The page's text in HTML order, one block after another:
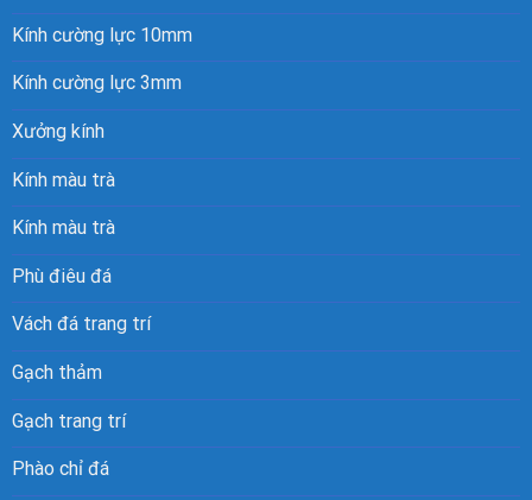
Kính cường lực 10mm
Kính cường lực 3mm
Xưởng kính
Kính màu trà
Kính màu trà
Phù điêu đá
Vách đá trang trí
Gạch thảm
Gạch trang trí
Phào chỉ đá